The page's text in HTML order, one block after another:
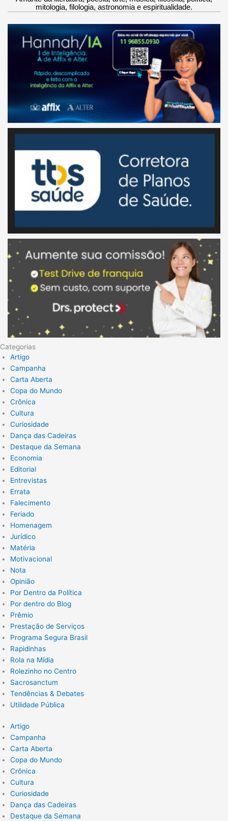
mitologia, filologia, astronomia e espiritualidade.
Categorias
Artigo
Campanha
Carta Aberta
Copa do Mundo
Crônica
Cultura
Curiosidade
Dança das Cadeiras
Destaque da Semana
Economia
Editorial
Entrevistas
Errata
Falecimento
Feriado
Homenagem
Jurídico
Matéria
Motivacional
Nota
Opinião
Por Dentro da Política
Por dentro do Blog
Prêmio
Prestação de Serviços
Programa Segura Brasil
Rapidinhas
Rola na Mídia
Rolezinho no Centro
Sacrosanctum
Tendências & Debates
Utilidade Pública
Artigo
Campanha
Carta Aberta
Copa do Mundo
Crônica
Cultura
Curiosidade
Dança das Cadeiras
Destaque da Semana